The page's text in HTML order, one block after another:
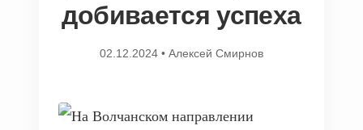
добивается успеха
02.12.2024 • Алексей Смирнов